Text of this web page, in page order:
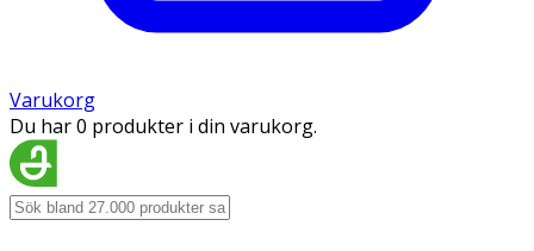
Varukorg
Du har 0 produkter i din varukorg.